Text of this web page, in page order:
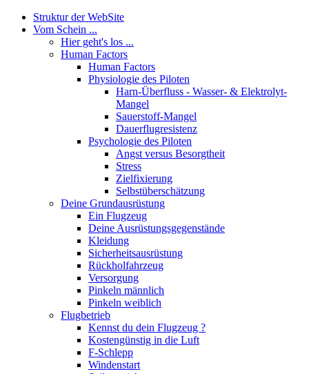
Struktur der WebSite
Vom Schein ...
Hier geht's los ...
Human Factors
Human Factors
Physiologie des Piloten
Harn-Überfluss - Wasser- & Elektrolyt-
Mangel
Sauerstoff-Mangel
Dauerflugresistenz
Psychologie des Piloten
Angst versus Besorgtheit
Stress
Zielfixierung
Selbstüberschätzung
Deine Grundausrüstung
Ein Flugzeug
Deine Ausrüstungsgegenstände
Kleidung
Sicherheitsausrüstung
Rückholfahrzeug
Versorgung
Pinkeln männlich
Pinkeln weiblich
Flugbetrieb
Kennst du dein Flugzeug ?
Kostengünstig in die Luft
F-Schlepp
Windenstart